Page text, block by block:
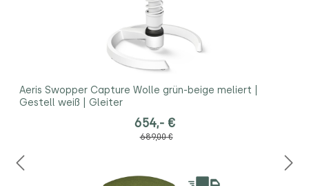
Aeris Swopper Capture Wolle grün-beige meliert |
Gestell weiß | Gleiter
654,- €
689,00 €